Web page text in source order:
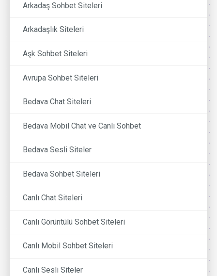
Arkadaş Sohbet Siteleri
Arkadaşlık Siteleri
Aşk Sohbet Siteleri
Avrupa Sohbet Siteleri
Bedava Chat Siteleri
Bedava Mobil Chat ve Canlı Sohbet
Bedava Sesli Siteler
Bedava Sohbet Siteleri
Canlı Chat Siteleri
Canlı Görüntülü Sohbet Siteleri
Canlı Mobil Sohbet Siteleri
Canlı Sesli Siteler